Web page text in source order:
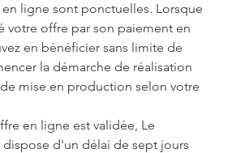
ligne sont ponctuelles. Lorsque
votre offre par son paiement en
en bénéficier sans limite de
la démarche de réalisation
mise en production selon votre
en ligne est validée, Le
d'un délai de sept jours